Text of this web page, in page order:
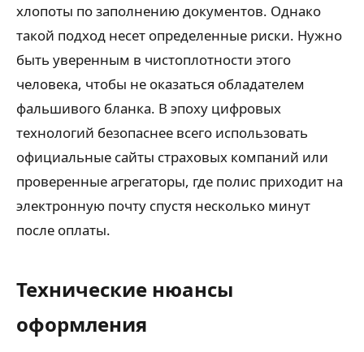
хлопоты по заполнению документов. Однако
такой подход несет определенные риски. Нужно
быть уверенным в чистоплотности этого
человека, чтобы не оказаться обладателем
фальшивого бланка. В эпоху цифровых
технологий безопаснее всего использовать
официальные сайты страховых компаний или
проверенные агрегаторы, где полис приходит на
электронную почту спустя несколько минут
после оплаты.
Технические нюансы
оформления